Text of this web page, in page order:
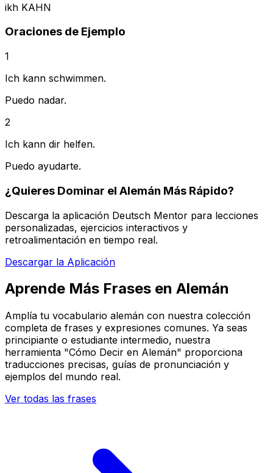
ikh KAHN
Oraciones de Ejemplo
1
Ich kann schwimmen.
Puedo nadar.
2
Ich kann dir helfen.
Puedo ayudarte.
¿Quieres Dominar el Alemán Más Rápido?
Descarga la aplicación Deutsch Mentor para lecciones
personalizadas, ejercicios interactivos y
retroalimentación en tiempo real.
Descargar la Aplicación
Aprende Más Frases en Alemán
Amplía tu vocabulario alemán con nuestra colección
completa de frases y expresiones comunes. Ya seas
principiante o estudiante intermedio, nuestra
herramienta "Cómo Decir en Alemán" proporciona
traducciones precisas, guías de pronunciación y
ejemplos del mundo real.
Ver todas las frases